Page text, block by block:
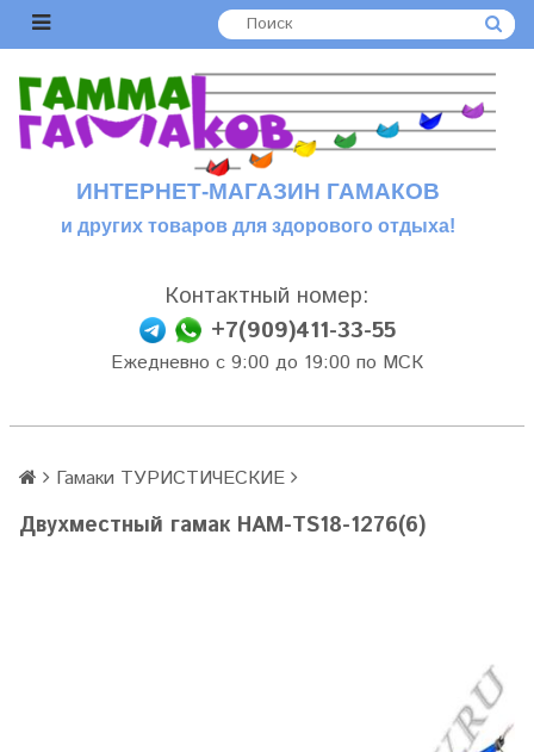
ИНТЕРНЕТ-МАГАЗИН ГАМАКОВ
и других товаров для здорового отдыха!
Контактный номер:
+7(909)411-33-55
Ежедневно с 9:00 до 19:00 по МСК
Гамаки ТУРИСТИЧЕСКИЕ
Двухместный гамак HAM-TS18-1276(6)